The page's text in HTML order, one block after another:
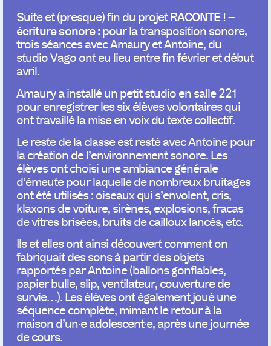
Suite et (presque) fin du projetRACONTE ! –
écriture sonore: pour la transposition sonore,
trois séances avec Amaury et Antoine, du
studio Vago ont eu lieu entre fin février et début
avril.
Amaury a installé un petit studio en salle 221
pour enregistrer les six élèves volontaires qui
ont travaillé la mise en voix du texte collectif.
Le reste de la classe est resté avec Antoine pour
la création de l’environnement sonore. Les
élèves ont choisi une ambiance générale
d’émeute pour laquelle de nombreux bruitages
ont été utilisés : oiseaux qui s’envolent, cris,
klaxons de voiture, sirènes, explosions, fracas
de vitres brisées, bruits de cailloux lancés, etc.
Ils et elles ont ainsi découvert comment on
fabriquait des sons à partir des objets
rapportés par Antoine (ballons gonflables,
papier bulle, slip, ventilateur, couverture de
survie…). Les élèves ont également joué une
séquence complète, mimant le retour à la
maison d’un·e adolescent·e, après une journée
de cours.